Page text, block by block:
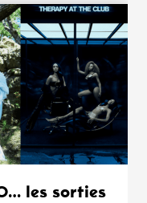
?
les sorties